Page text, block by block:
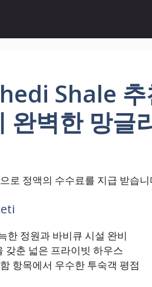
Shale 추
완벽한 망글
로 정액의 수수료를 지급 받습니
한 정원과 바비큐 시설 완비
갖춘 넓은 프라이빗 하우스
항목에서 우수한 투숙객 평점